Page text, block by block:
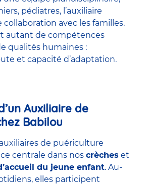
pédiatres, l’auxiliaire
avec les familles.
autant de compétences
qualités humaines :
et capacité d’adaptation.
Auxiliaire de
Babilou
de puériculture
centrale dans nos crèches et
du jeune enfant. Au-
elles participent